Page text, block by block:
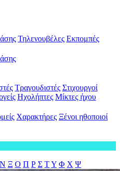
Τηλενουβέλες Εκπομπές
Τραγουδιστές Στιχουργοί
Ηχολήπτες Μίκτες ήχου
Χαρακτήρες Ξένοι ηθοποιοί
Ν Ξ Ο Π Ρ Σ ΤΥ Φ Χ Ψ